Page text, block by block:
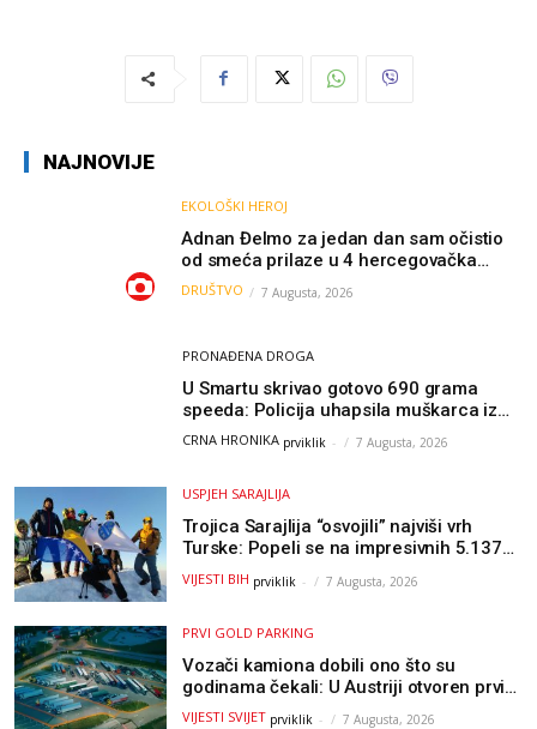
NAJNOVIJE
EKOLOŠKI HEROJ
Adnan Đelmo za jedan dan sam očistio
od smeća prilaze u 4 hercegovačka
grada: “Danas nisam čistio samo smeće,
čistio sam sliku o nama”
DRUŠTVO 7 Augusta, 2026
PRONAĐENA DROGA
U Smartu skrivao gotovo 690 grama
speeda: Policija uhapsila muškarca iz
Hercegovine
CRNA HRONIKA prviklik - 7 Augusta, 2026
USPJEH SARAJLIJA
Trojica Sarajlija “osvojili” najviši vrh
Turske: Popeli se na impresivnih 5.137
metara
VIJESTI BIH prviklik - 7 Augusta, 2026
PRVI GOLD PARKING
Vozači kamiona dobili ono što su
godinama čekali: U Austriji otvoren prvi
GOLD sigurni parking
VIJESTI SVIJET prviklik - 7 Augusta, 2026